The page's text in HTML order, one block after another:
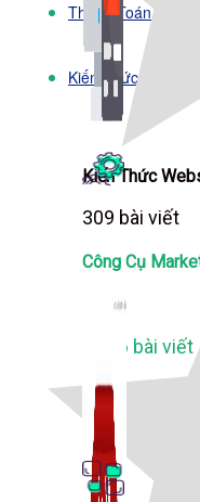
Kiến Thức
309 bài viết
Thanh Toán
Kiến Thức Marketing
Công Cụ
1,066 bài viết